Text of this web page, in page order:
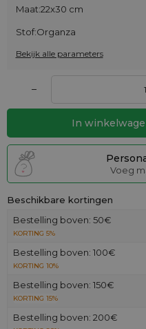
Maat:22x30 cm
Stof:Organza
Bekijk alle parameters
–
In
Voeg
Beschikbare kortingen
Bestelling boven: 50€
KORTING 5%
Bestelling boven: 100€
KORTING 10%
Bestelling boven: 150€
KORTING 15%
Bestelling boven: 200€